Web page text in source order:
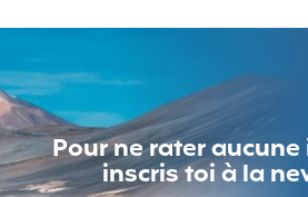
Pour ne rater
inscris toi à la